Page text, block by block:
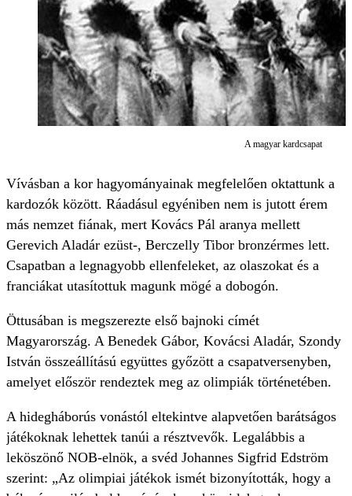
A magyar kardcsapat
Vívásban a kor hagyományainak megfelelően oktattunk a
kardozók között. Ráadásul egyéniben nem is jutott érem
más nemzet fiának, mert Kovács Pál aranya mellett
Gerevich Aladár ezüst-, Berczelly Tibor bronzérmes lett.
Csapatban a legnagyobb ellenfeleket, az olaszokat és a
franciákat utasítottuk magunk mögé a dobogón.
Öttusában is megszerezte első bajnoki címét
Magyarország. A Benedek Gábor, Kovácsi Aladár, Szondy
István összeállítású együttes győzött a csapatversenyben,
amelyet először rendeztek meg az olimpiák történetében.
A hidegháborús vonástól eltekintve alapvetően barátságos
játékoknak lehettek tanúi a résztvevők. Legalábbis a
leköszönő NOB-elnök, a svéd Johannes Sigfrid Edström
szerint: „Az olimpiai játékok ismét bizonyították, hogy a